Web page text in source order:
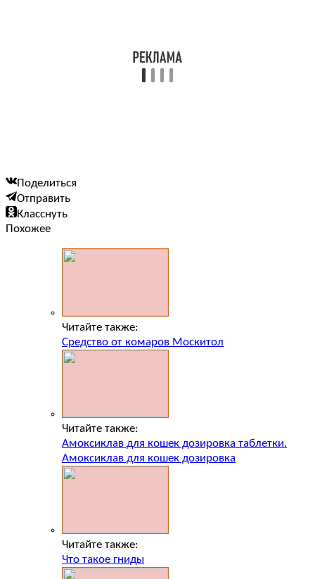
Поделиться
Отправить
Класснуть
Похожее
Читайте также:
Средство от комаров Москитол
Читайте также:
Амоксиклав для кошек дозировка таблетки.
Амоксиклав для кошек дозировка
Читайте также:
Что такое гниды